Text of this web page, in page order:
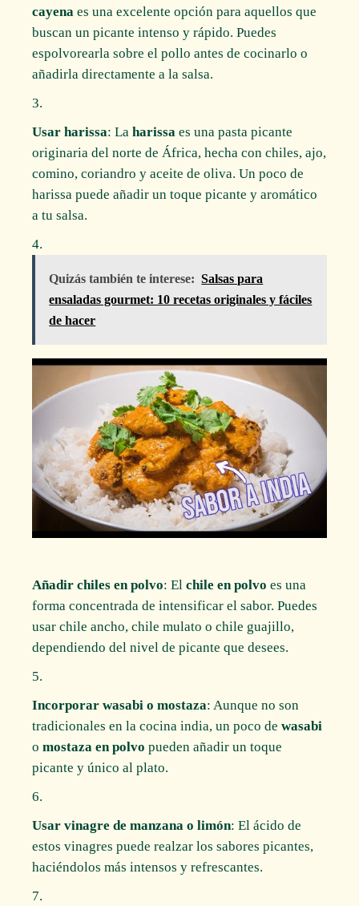
cayena es una excelente opción para aquellos que
buscan un picante intenso y rápido. Puedes
espolvorearla sobre el pollo antes de cocinarlo o
añadirla directamente a la salsa.
Usar harissa: Laharissa es una pasta picante
originaria del norte de África, hecha con chiles, ajo,
comino, coriandro y aceite de oliva. Un poco de
harissa puede añadir un toque picante y aromático
a tu salsa.
Quizás también te interese: Salsas para
ensaladas gourmet: 10 recetas originales y fáciles
de hacer
Añadir chiles en polvo: Elchile en polvo es una
forma concentrada de intensificar el sabor. Puedes
usar chile ancho, chile mulato o chile guajillo,
dependiendo del nivel de picante que desees.
Incorporar wasabi o mostaza: Aunque no son
tradicionales en la cocina india, un poco dewasabi
omostaza en polvo pueden añadir un toque
picante y único al plato.
Usar vinagre de manzana o limón: El ácido de
estos vinagres puede realzar los sabores picantes,
haciéndolos más intensos y refrescantes.